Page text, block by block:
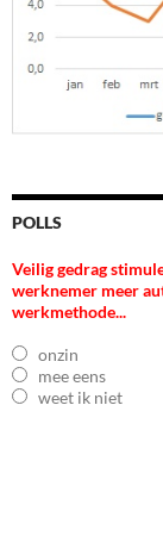
POLLS
Veilig gedrag
werknemer meer
werkmethode...
onzin
mee eens
weet ik niet